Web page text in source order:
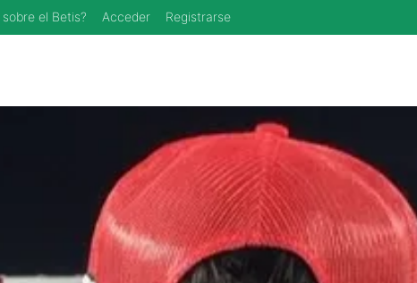
el Betis? Acceder Registrarse